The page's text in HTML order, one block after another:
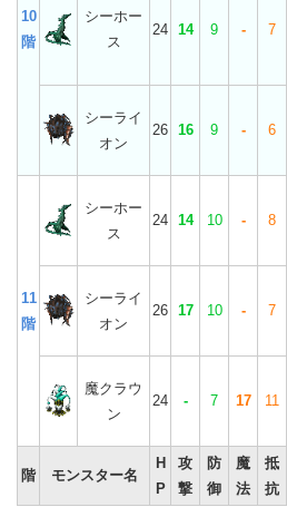
10
階
シーホー
ス
24 14 9 - 7
シーライ
オン
26 16 9 - 6
11
階
シーホー
ス
24 14 10 - 8
シーライ
オン
26 17 10 - 7
魔クラウ
ン
24 - 7 17 11
階 モンスター名
H
P
攻
撃
防
御
魔
法
抵
抗